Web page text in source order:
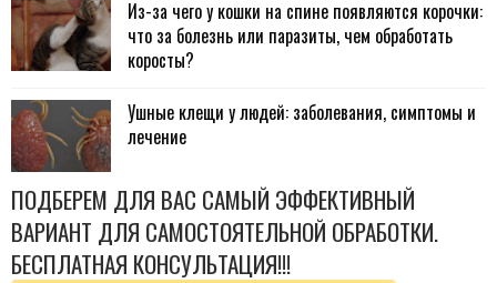
Из-за чего у кошки на спине появляются корочки:
что за болезнь или паразиты, чем обработать
коросты?
Ушные клещи у людей: заболевания, симптомы и
лечение
ПОДБЕРЕМ ДЛЯ ВАС САМЫЙ ЭФФЕКТИВНЫЙ
ВАРИАНТ ДЛЯ САМОСТОЯТЕЛЬНОЙ ОБРАБОТКИ.
БЕСПЛАТНАЯ КОНСУЛЬТАЦИЯ!!!